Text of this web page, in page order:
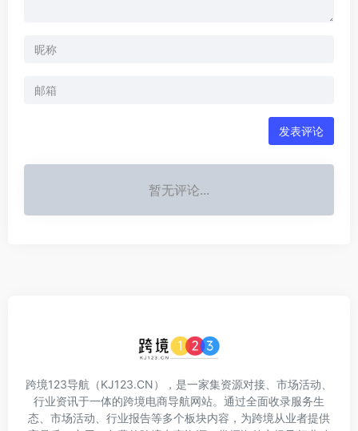
发表评论
暂无评论...
跨境123导航（KJ123.CN），是一家集资源对接、市场活动、
行业资讯于一体的跨境电商导航网站。通过全面收录服务生
态、市场活动、行业报告等多个板块内容，为跨境从业者提供